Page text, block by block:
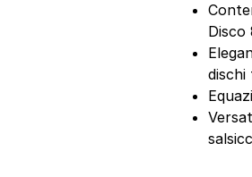
Disco
dischi